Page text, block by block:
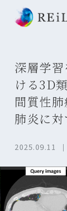
深層学
ける3D
間質性
肺炎に
2025.09.11